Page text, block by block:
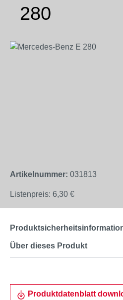
280
Bildergalerie überspringen
Artikelnummer: 031813
Listenpreis: 6,30 €
Über dieses Produkt
Produktdatenblatt